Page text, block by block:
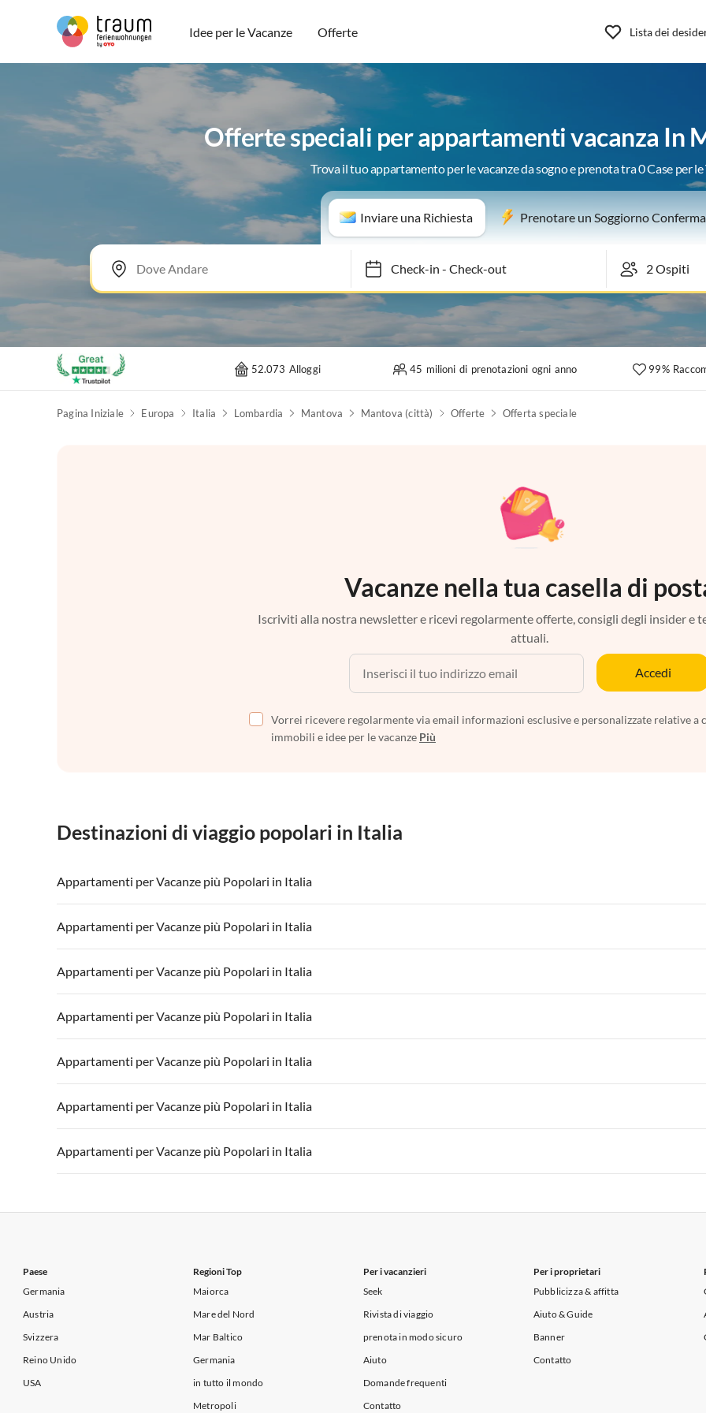
Idee per le Vacanze Offerte Lista dei
Offerte speciali per appartamenti vacanza In
Trova il tuo appartamento per le vacanze da sogno e prenota tra 0 Case per le
Inviare una Richiesta Prenotare un Soggiorno
Check-in- Check-out
52.073 Alloggi 45 milioni di prenotazioni ogni anno 99%
Pagina Iniziale Europa Italia Lombardia Mantova Mantova (città) Offerte Offerta speciale
Vacanze nella tua casella di
Iscriviti alla nostra newsletter e ricevi regolarmente offerte, consigli degli insider e
attuali.
Accedi
Vorrei ricevere regolarmente via email informazioni esclusive e personalizzate relative a
immobili e idee per le vacanze Più
Destinazioni di viaggio popolari in Italia
Appartamenti per Vacanze più Popolari in Italia
Appartamenti per Vacanze in Italia Appartamenti per Vacanze in Liguria
Appartamenti per Vacanze in Lago di Garda Appartamenti per Vacanze in Lago di Como
Appartamenti per Vacanze più Popolari in Italia
Appartamenti per Vacanze in Italia Appartamenti per Vacanze in Liguria
Appartamenti per Vacanze in Lago di Garda Appartamenti per Vacanze in Lago di Como
Appartamenti per Vacanze più Popolari in Italia
Appartamenti per Vacanze in Italia Appartamenti per Vacanze in Liguria
Appartamenti per Vacanze in Lago di Garda Appartamenti per Vacanze in Lago di Como
Appartamenti per Vacanze più Popolari in Italia
Appartamenti per Vacanze in Italia Appartamenti per Vacanze in Liguria
Appartamenti per Vacanze in Lago di Garda Appartamenti per Vacanze in Lago di Como
Appartamenti per Vacanze più Popolari in Italia
Appartamenti per Vacanze in Italia Appartamenti per Vacanze in Liguria
Appartamenti per Vacanze in Lago di Garda Appartamenti per Vacanze in Lago di Como
Appartamenti per Vacanze più Popolari in Italia
Appartamenti per Vacanze in Italia Appartamenti per Vacanze in Liguria
Appartamenti per Vacanze in Lago di Garda Appartamenti per Vacanze in Lago di Como
Appartamenti per Vacanze più Popolari in Italia
Paese
Germania
Austria
Svizzera
Reino Unido
USA
Regioni Top
Maiorca
Mare del Nord
Mar Baltico
Germania
in tutto il mondo
Metropoli
Per i vacanzieri
Seek
Rivista di viaggio
prenota in modo sicuro
Aiuto
Domande frequenti
Contatto
Per i proprietari
Pubblicizza & affitta
Aiuto & Guide
Banner
Contatto